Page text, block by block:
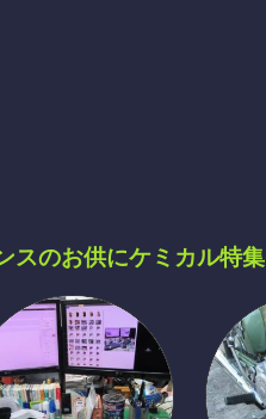
スのお供にケミカル特集